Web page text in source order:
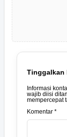
Tinggalkan
Informasi
wajib diisi
mempercepat
Komentar *